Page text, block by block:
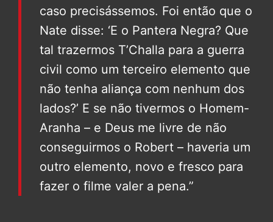
caso precisássemos. Foi então que o
Nate disse: ‘E o Pantera Negra? Que
tal trazermos T’Challa para a guerra
civil como um terceiro elemento que
não tenha aliança com nenhum dos
lados?’ E se não tivermos o Homem-
Aranha – e Deus me livre de não
conseguirmos o Robert – haveria um
outro elemento, novo e fresco para
fazer o filme valer a pena.”